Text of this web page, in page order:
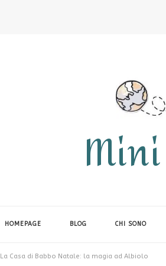
HOMEPAGE BLOG CHI SONO
La Casa di Babbo Natale: la magia ad Albiolo